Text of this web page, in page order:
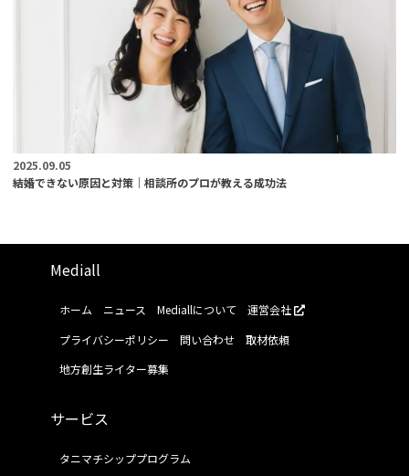
2025.09.05
結婚できない原因と対策｜相談所のプロが教える成功法
Mediall
ホーム ニュース Mediallについて
運営会社
プライバシーポリシー
問い合わせ
取材依頼
地方創生ライター募集
サービス
タニマチシッププログラム